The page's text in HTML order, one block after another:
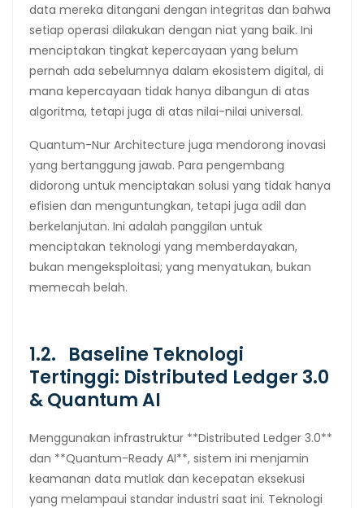
data mereka ditangani dengan integritas dan bahwa
setiap operasi dilakukan dengan niat yang baik. Ini
menciptakan tingkat kepercayaan yang belum
pernah ada sebelumnya dalam ekosistem digital, di
mana kepercayaan tidak hanya dibangun di atas
algoritma, tetapi juga di atas nilai-nilai universal.
Quantum-Nur Architecture juga mendorong inovasi
yang bertanggung jawab. Para pengembang
didorong untuk menciptakan solusi yang tidak hanya
efisien dan menguntungkan, tetapi juga adil dan
berkelanjutan. Ini adalah panggilan untuk
menciptakan teknologi yang memberdayakan,
bukan mengeksploitasi; yang menyatukan, bukan
memecah belah.
1.2. Baseline Teknologi
Tertinggi: Distributed Ledger 3.0
& Quantum AI
Menggunakan infrastruktur **Distributed Ledger 3.0**
dan **Quantum-Ready AI**, sistem ini menjamin
keamanan data mutlak dan kecepatan eksekusi
yang melampaui standar industri saat ini. Teknologi